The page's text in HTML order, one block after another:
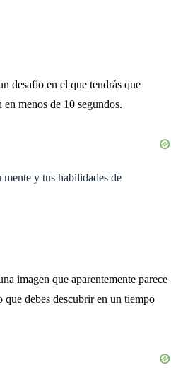
desafío en el que tendrás que
menos de 10 segundos.
mente y tus habilidades de
imagen que aparentemente parece
debes descubrir en un tiempo